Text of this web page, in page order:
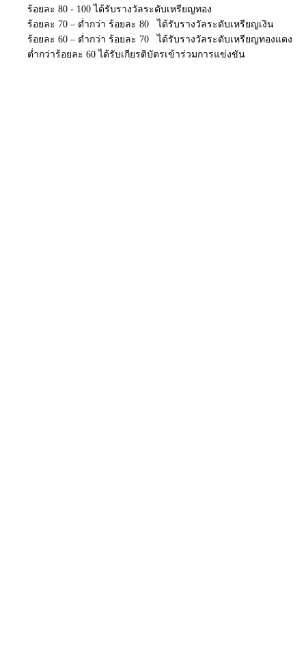
ร้อยละ 80 - 100 ได้รับรางวัลระดับเหรียญทอง
ร้อยละ 70 – ต่ำกว่า ร้อยละ 80 ได้รับรางวัลระดับเหรียญเงิน
ร้อยละ 60 – ต่ำกว่า ร้อยละ 70 ได้รับรางวัลระดับเหรียญทองแดง
ต่ำกว่าร้อยละ 60 ได้รับเกียรติบัตรเข้าร่วมการแข่งขัน